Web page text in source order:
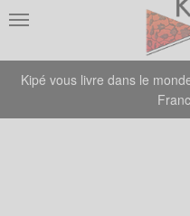
Kipé vous livre dans le